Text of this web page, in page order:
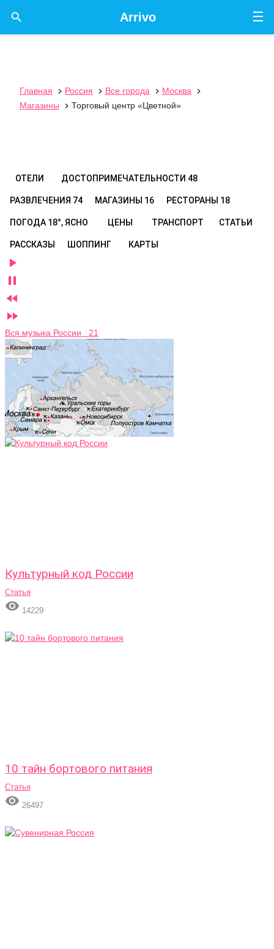
☰
Arrivo

Главная  Россия  Все города  Москва

Магазины
 Торговый центр «Цветной»
ОТЕЛИ ДОСТОПРИМЕЧАТЕЛЬНОСТИ 48
РАЗВЛЕЧЕНИЯ 74 МАГАЗИНЫ 16 РЕСТОРАНЫ 18
ПОГОДА 18°, ЯСНО ЦЕНЫ ТРАНСПОРТ СТАТЬИ
РАССКАЗЫ ШОППИНГ КАРТЫ




Вся музыка России 21
Культурный код России
Статья
 14229
10 тайн бортового питания
Статья
 26497